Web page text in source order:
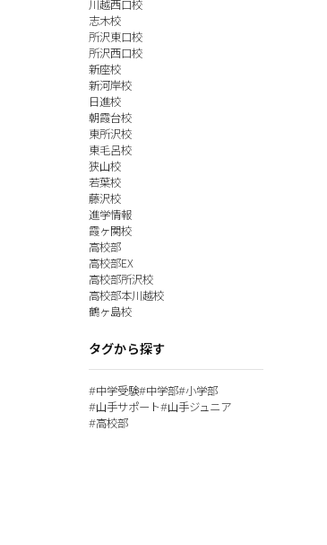
川越西口校
志木校
所沢東口校
所沢西口校
新座校
新河岸校
日進校
朝霞台校
東所沢校
東毛呂校
狭山校
若葉校
藤沢校
進学情報
霞ヶ関校
高校部
高校部EX
高校部所沢校
高校部本川越校
鶴ヶ島校
タグから探す
#中学受験#中学部#小学部
#山手サポート#山手ジュニア
#高校部